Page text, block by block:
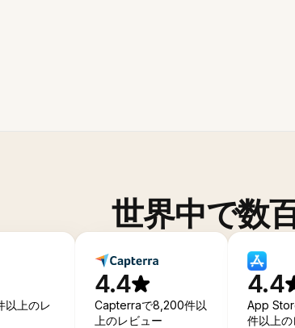
世界中で数
以上のレ
4.4
Capterraで8,200件以
上のレビュー
4.4
App
件以上